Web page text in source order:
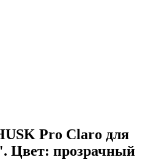
Pro Claro для
Цвет: прозрачный